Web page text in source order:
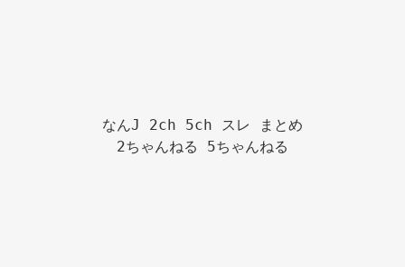
なんJ 2ch 5ch スレ まとめ
2ちゃんねる 5ちゃんねる